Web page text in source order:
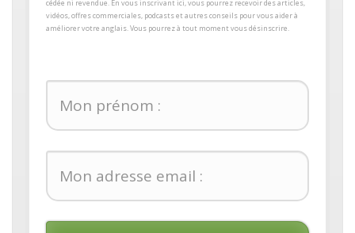
cédée ni revendue. En vous inscrivant ici, vous pourrez recevoir des articles,
vidéos, offres commerciales, podcasts et autres conseils pour ​vous aider à
améliorer votre anglais. Vous pourrez à tout moment vous désinscrire.